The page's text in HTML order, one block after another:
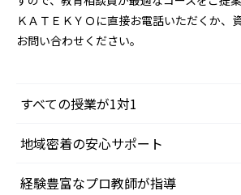
ＫＡＴＥＫＹＯに直接お電話いただくか、
お問い合わせください。
すべての授業が1対1
地域密着の安心サポート
経験豊富なプロ教師が指導